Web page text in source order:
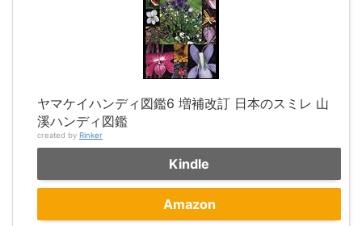
ヤマケイハンディ図鑑6 増補改訂 日本のスミレ 山
溪ハンディ図鑑
created by Rinker
Kindle
Amazon